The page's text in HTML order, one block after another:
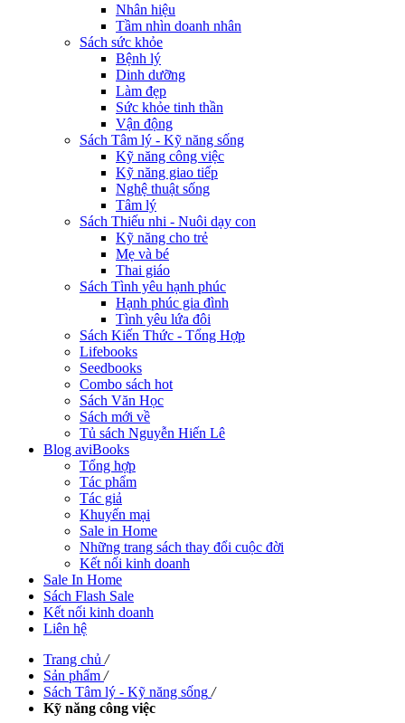
Nhân hiệu
Tầm nhìn doanh nhân
Sách sức khỏe
Bệnh lý
Dinh dưỡng
Làm đẹp
Sức khỏe tinh thần
Vận động
Sách Tâm lý - Kỹ năng sống
Kỹ năng công việc
Kỹ năng giao tiếp
Nghệ thuật sống
Tâm lý
Sách Thiếu nhi - Nuôi dạy con
Kỹ năng cho trẻ
Mẹ và bé
Thai giáo
Sách Tình yêu hạnh phúc
Hạnh phúc gia đình
Tình yêu lứa đôi
Sách Kiến Thức - Tổng Hợp
Lifebooks
Seedbooks
Combo sách hot
Sách Văn Học
Sách mới về
Tủ sách Nguyễn Hiến Lê
Blog aviBooks
Tổng hợp
Tác phẩm
Tác giả
Khuyến mại
Sale in Home
Những trang sách thay đổi cuộc đời
Kết nối kinh doanh
Sale In Home
Sách Flash Sale
Kết nối kinh doanh
Liên hệ
Trang chủ /
Sản phẩm /
Sách Tâm lý - Kỹ năng sống /
Kỹ năng công việc